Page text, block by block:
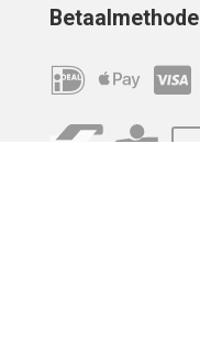
Betaalmethode